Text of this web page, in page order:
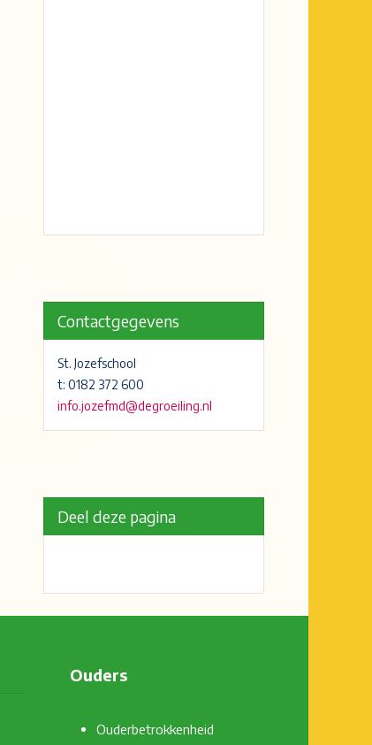
Contactgegevens
St. Jozefschool
t: 0182 372 600
info.jozefmd@degroeiling.nl
Deel deze pagina
Ouders
Ouderbetrokkenheid